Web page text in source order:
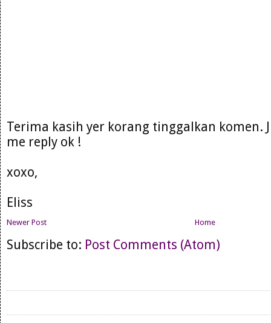
Terima kasih yer korang tinggalkan komen.
me reply ok !
xoxo,
Eliss
Newer Post Home
Subscribe to: Post Comments (Atom)